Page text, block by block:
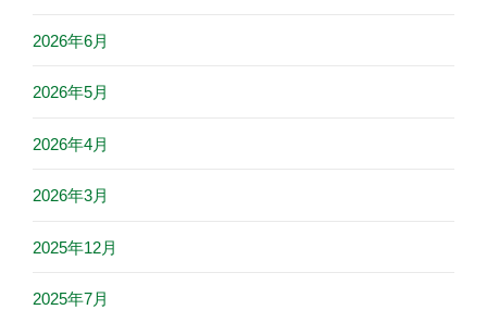
2026年6月
2026年5月
2026年4月
2026年3月
2025年12月
2025年7月